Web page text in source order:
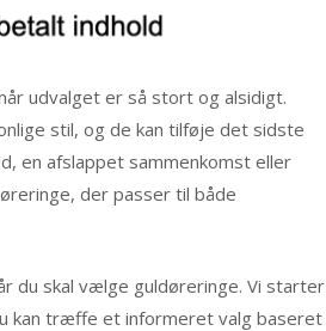
udvalget er så stort og alsidigt.
stil, og de kan tilføje det sidste
en afslappet sammenkomst eller
der passer til både
du skal vælge guldøreringe. Vi starter
kan træffe et informeret valg baseret